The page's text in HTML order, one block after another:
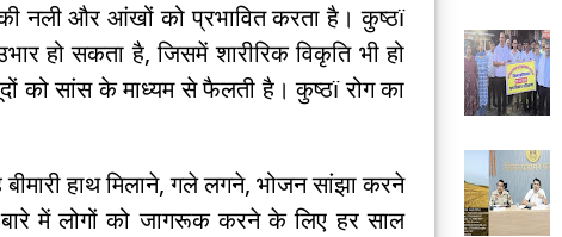
नली और आंखों को प्रभावित करता है। कुष्ठï
हो सकता है, जिसमें शारीरिक विकृति भी हो
को सांस के माध्यम से फैलती है। कुष्ठï रोग का
हाथ मिलाने, गले लगने, भोजन सांझा करने
में लोगों को जागरूक करने के लिए हर साल